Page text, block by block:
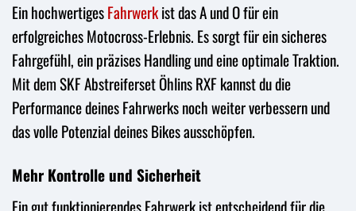
Ein hochwertigesFahrwerkist das A und O für ein
erfolgreiches Motocross-Erlebnis. Es sorgt für ein sicheres
Fahrgefühl, ein präzises Handling und eine optimale Traktion.
Mit dem SKF Abstreiferset Öhlins RXF kannst du die
Performance deines Fahrwerks noch weiter verbessern und
das volle Potenzial deines Bikes ausschöpfen.
Mehr Kontrolle und Sicherheit
Ein gut funktionierendes Fahrwerk ist entscheidend für die